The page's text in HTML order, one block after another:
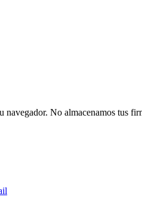
navegador. No almacenamos tus